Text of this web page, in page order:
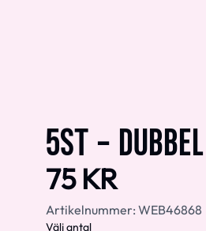
5ST -
75 KR
Artikelnummer: WEB46868
Välj antal